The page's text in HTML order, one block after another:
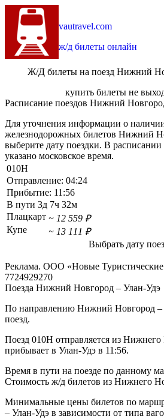
vautravel.com
ж/д билеты онлайн
Ж/Д билеты на поезд Нижний
купить билеты не
Расписание поездов Нижний
Для уточнения информации о
железнодорожных билетов Нижний
выберите дату поездки. В
указано московское время.
010Н
Отправление: 04:24
Прибытие: 11:56
В пути 3д 7ч 32м
Плацкарт ~ 12 559 ₽
Купе
~ 13 111 ₽
Выбрать дату
Реклама. ООО «Новые
7724929270
Поезда Нижний Новгород – Улан-Удэ
По направлению Нижний Новгород –
поезд.
Поезд 010Н отправляется из
прибывает в Улан-Удэ в 11:56.
Время в пути на поезде по данному
Стоимость ж/д билетов из Нижнего
Минимальные цены билетов по
– Улан-Удэ в зависимости от типа